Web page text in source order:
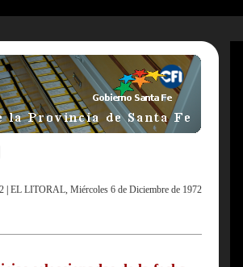
EL LITORAL, Miércoles 6 de Diciembre de 1972